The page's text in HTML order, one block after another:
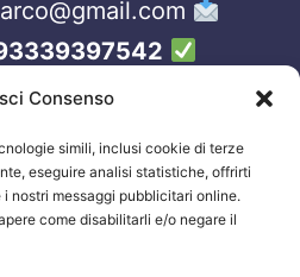
Consenso
simili, inclusi cookie di terze
eseguire analisi statistiche, offrirti
nostri messaggi pubblicitari online.
come disabilitarli e/o negare il
online sui nostri social.